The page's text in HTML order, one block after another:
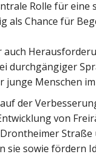
Rolle für
als Chance für
auch
durchgängiger
Menschen im
der
von
sie sowie fördern